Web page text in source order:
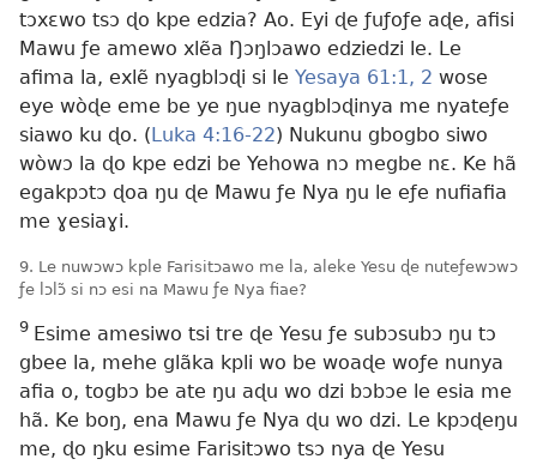
tɔxɛwo tsɔ ɖo kpe edzia? Ao. Eyi ɖe ƒuƒoƒe aɖe, afisi
Mawu ƒe amewo xlẽa Ŋɔŋlɔawo edziedzi le. Le
afima la, exlẽ nyagblɔɖi si le Yesaya 61:1, 2 wose
eye wòɖe eme be ye ŋue nyagblɔɖinya me nyateƒe
siawo ku ɖo. (Luka 4:16-22) Nukunu gbogbo siwo
wòwɔ la ɖo kpe edzi be Yehowa nɔ megbe nɛ. Ke hã
egakpɔtɔ ɖoa ŋu ɖe Mawu ƒe Nya ŋu le eƒe nufiafia
me ɣesiaɣi.
9. Le nuwɔwɔ kple Farisitɔawo me la, aleke Yesu ɖe nuteƒewɔwɔ
ƒe lɔlɔ̃ si nɔ esi na Mawu ƒe Nya fiae?
9 Esime amesiwo tsi tre ɖe Yesu ƒe subɔsubɔ ŋu tɔ
gbee la, mehe glãka kpli wo be woaɖe woƒe nunya
afia o, togbɔ be ate ŋu aɖu wo dzi bɔbɔe le esia me
hã. Ke boŋ, ena Mawu ƒe Nya ɖu wo dzi. Le kpɔɖeŋu
me, ɖo ŋku esime Farisitɔwo tsɔ nya ɖe Yesu